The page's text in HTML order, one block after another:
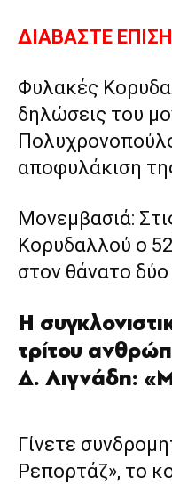
ΔΙΑΒΑΣΤΕ
Φυλακές
δηλώσεις του
αποφυλάκιση
Μονεμβασιά:
Κορυδαλλού ο
στον θάνατο
Η
τρίτου
Δ. Λιγνάδη:
Γίνετε
Ρεπορτάζ», το